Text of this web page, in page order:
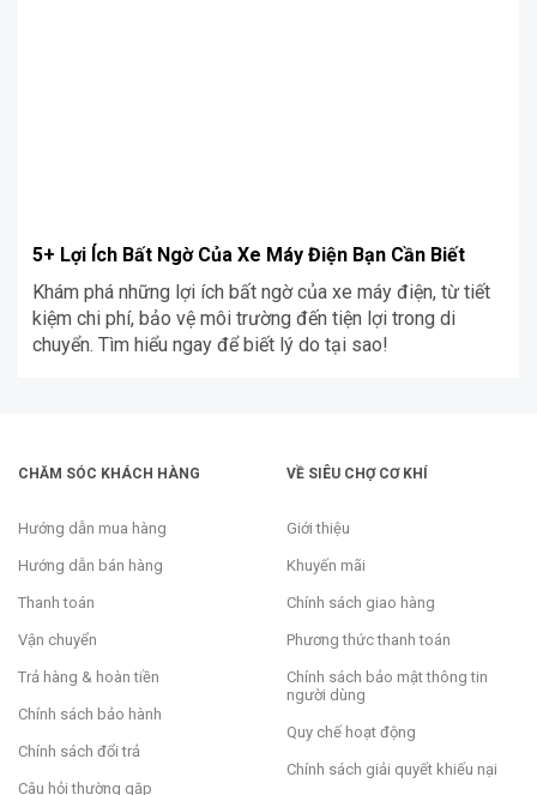
5+ Lợi Ích Bất Ngờ Của Xe Máy Điện Bạn Cần Biết
Khám phá những lợi ích bất ngờ của xe máy điện, từ tiết
kiệm chi phí, bảo vệ môi trường đến tiện lợi trong di
chuyển. Tìm hiểu ngay để biết lý do tại sao!
CHĂM SÓC KHÁCH HÀNG
Hướng dẫn mua hàng
Hướng dẫn bán hàng
Thanh toán
Vận chuyển
Trả hàng & hoàn tiền
Chính sách bảo hành
Chính sách đổi trả
Câu hỏi thường gặp
VỀ SIÊU CHỢ CƠ KHÍ
Giới thiệu
Khuyến mãi
Chính sách giao hàng
Phương thức thanh toán
Chính sách bảo mật thông tin
người dùng
Quy chế hoạt động
Chính sách giải quyết khiếu nại